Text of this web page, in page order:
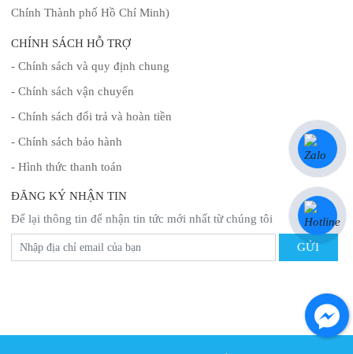
Chính Thành phố Hồ Chí Minh)
CHÍNH SÁCH HỖ TRỢ
- Chính sách và quy định chung
- Chính sách vận chuyển
- Chính sách đổi trả và hoàn tiền
- Chính sách bảo hành
- Hình thức thanh toán
ĐĂNG KÝ NHẬN TIN
Để lại thông tin để nhận tin tức mới nhất từ chúng tôi